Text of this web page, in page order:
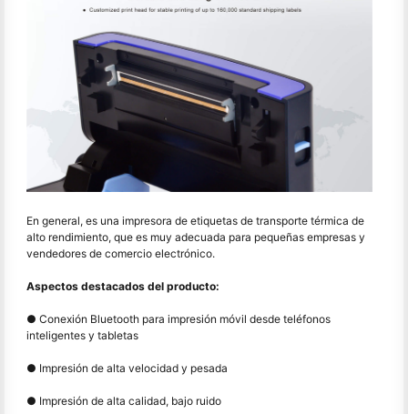
En general, es una impresora de etiquetas de transporte térmica de
alto rendimiento, que es muy adecuada para pequeñas empresas y
vendedores de comercio electrónico.
Aspectos destacados del producto:
● Conexión Bluetooth para impresión móvil desde teléfonos
inteligentes y tabletas
● Impresión de alta velocidad y pesada
● Impresión de alta calidad, bajo ruido